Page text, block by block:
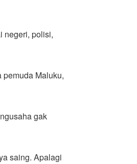
negeri, polisi,
Maluku,
gak
saing. Apalagi